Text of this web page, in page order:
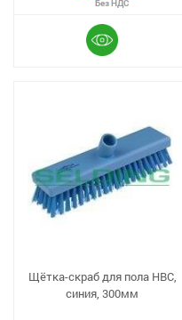
Щётка-скраб для пола HBC,
синия, 300мм